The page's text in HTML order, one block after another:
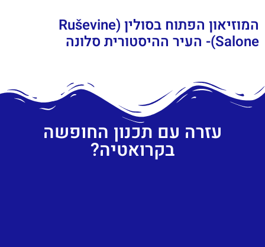
המוזיאון הפתוח בסולין (Ruševine
Salone)- העיר ההיסטורית סלונה
עזרה עם תכנון החופשה
בקרואטיה?